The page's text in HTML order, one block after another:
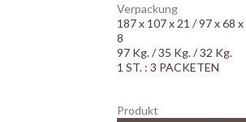
Verpackung
187 x 107 x 21 / 97 x 68
8
97 Kg. / 35 Kg. / 32 Kg.
1 ST. : 3 PACKETEN
Produkt